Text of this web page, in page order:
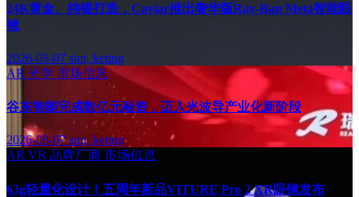
24K黄金、纯银打造，Caviar推出奢华版Ray-Ban Meta智能眼
镜
2026-08-07 sun, keting
AR 光学 市场信息
谷东智能完成数亿元融资，迈入光波导产业化新阶段
2026-08-07sun, keting
AR VR 品牌厂商 市场信息
63g轻量化设计！五周年新品VITURE Pro 2 XR眼镜发布